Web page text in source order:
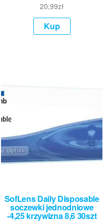
20,99zł
Kup
SofLens Daily Disposable
soczewki jednodniowe
-4,25 krzywizna 8,6 30szt